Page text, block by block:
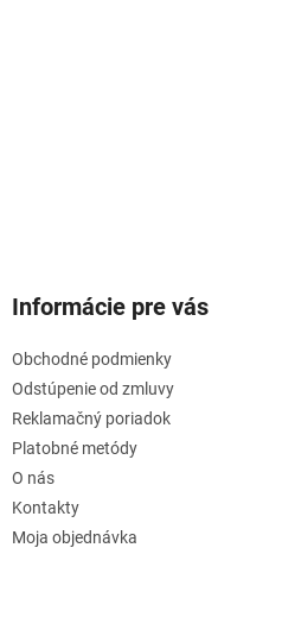
Informácie pre vás
Obchodné podmienky
Odstúpenie od zmluvy
Reklamačný poriadok
Platobné metódy
O nás
Kontakty
Moja objednávka